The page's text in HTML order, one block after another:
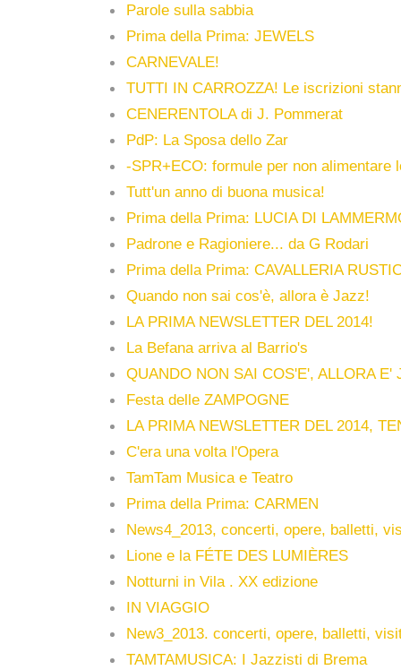
Parole sulla sabbia
Prima della Prima: JEWELS
CARNEVALE!
TUTTI IN CARROZZA! Le iscrizioni
CENERENTOLA di J. Pommerat
PdP: La Sposa dello Zar
-SPR+ECO: formule per non alimentare
Tutt'un anno di buona musica!
Prima della Prima: LUCIA DI
Padrone e Ragioniere... da G Rodari
Prima della Prima: CAVALLERIA
Quando non sai cos'è, allora è Jazz!
LA PRIMA NEWSLETTER DEL 2014!
La Befana arriva al Barrio's
QUANDO NON SAI COS'E', ALLORA E'
Festa delle ZAMPOGNE
LA PRIMA NEWSLETTER DEL 2014,
C'era una volta l'Opera
TamTam Musica e Teatro
Prima della Prima: CARMEN
News4_2013, concerti, opere, balletti,
Lione e la FÉTE DES LUMIÈRES
Notturni in Vila . XX edizione
IN VIAGGIO
New3_2013. concerti, opere, balletti,
TAMTAMUSICA: I Jazzisti di Brema